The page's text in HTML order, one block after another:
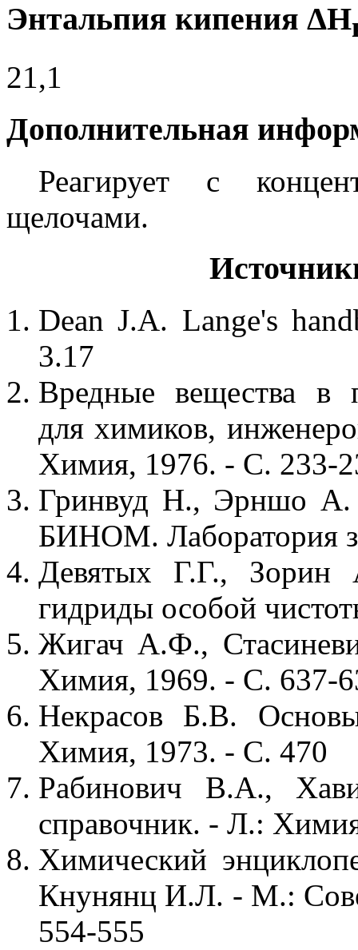
Энтальпия кипения ΔH
21,1
Дополнительная
Реагирует с
щелочами.
Dean J.A. Lange's
3.17
Вредные вещества в
для химиков,
Химия, 1976. - С. 233-
Гринвуд Н., Эрншо
БИНОМ. Лаборатория
Девятых Г.Г., Зорин
гидриды особой
Жигач А.Ф.,
Химия, 1969. - С. 637-
Некрасов Б.В.
Химия, 1973. - С. 470
Рабинович В.А.,
справочник. - Л.:
Химический
Кнунянц И.Л. - М.:
554-555